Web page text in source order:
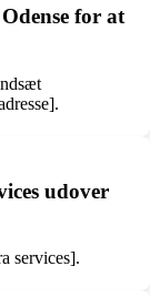
for at
udover
services].